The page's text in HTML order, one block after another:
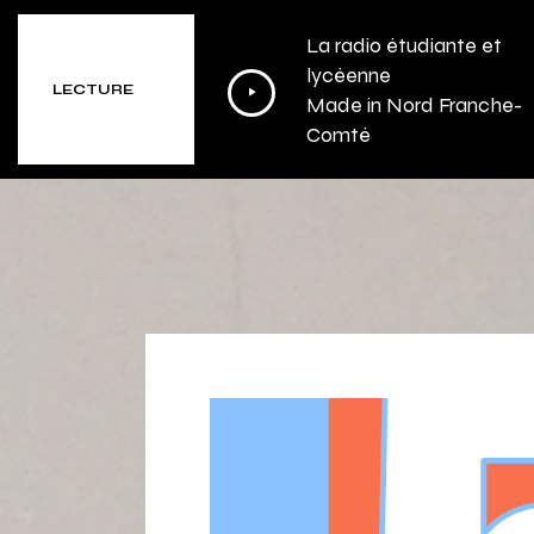
LECTURE
La radio étudiante et
lycéenne
Made in Nord Franche-
Comté
Lecteur
audio